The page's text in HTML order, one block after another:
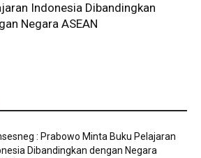
Indonesia Dibandingkan
Negara ASEAN
: Prabowo Minta Buku Pelajaran
Dibandingkan dengan Negara